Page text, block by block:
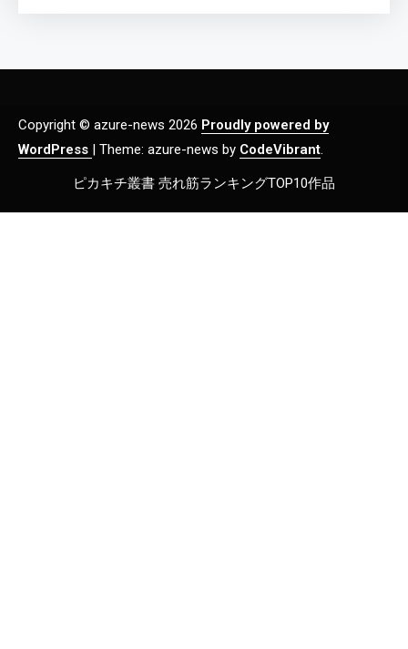
Copyright © azure-news 2026 Proudly powered by
WordPress | Theme: azure-news by CodeVibrant.
ピカキチ叢書 売れ筋ランキングTOP10作品